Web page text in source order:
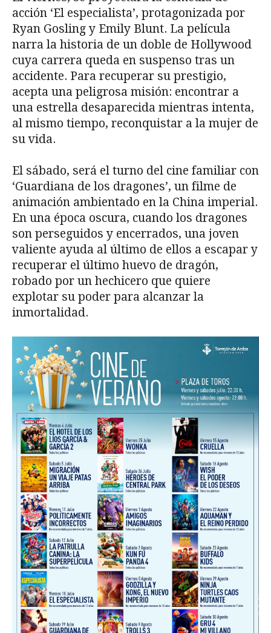
acción ‘El especialista’, protagonizada por
Ryan Gosling y Emily Blunt. La película
narra la historia de un doble de Hollywood
cuya carrera queda en suspenso tras un
accidente. Para recuperar su prestigio,
acepta una peligrosa misión: encontrar a
una estrella desaparecida mientras intenta,
al mismo tiempo, reconquistar a la mujer de
su vida.
El sábado, será el turno del cine familiar con
‘Guardiana de los dragones’, un filme de
animación ambientado en la China imperial.
En una época oscura, cuando los dragones
son perseguidos y encerrados, una joven
valiente ayuda al último de ellos a escapar y
recuperar el último huevo de dragón,
robado por un hechicero que quiere
explotar su poder para alcanzar la
inmortalidad.